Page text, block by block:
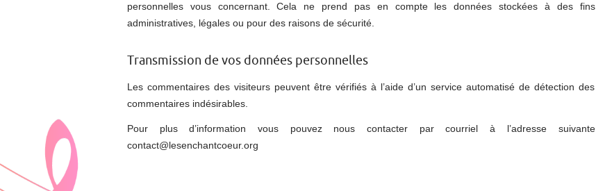
personnelles vous concernant. Cela ne prend pas en compte les données stockées à des fins
administratives, légales ou pour des raisons de sécurité.
Transmission de vos données personnelles
Les commentaires des visiteurs peuvent être vérifiés à l’aide d’un service automatisé de détection des
commentaires indésirables.
Pour plus d’information vous pouvez nous contacter par courriel à l’adresse suivante
contact@lesenchantcoeur.org